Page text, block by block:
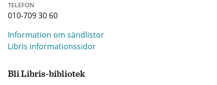
TELEFON
010-709 30 60
Information om sändlistor
Libris informationssidor
Bli Libris-bibliotek